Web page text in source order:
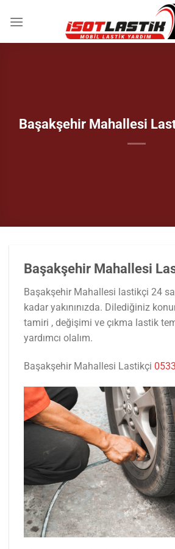
atla
Başakşehir Mahallesi
Başakşehir Mahallesi
Başakşehir Mahallesi lastikçi 24
kadar yakınınızda. Dilediğiniz
tamiri , değişimi ve çıkma lastik
yardımcı olalım.
Başakşehir Mahallesi Lastikçi